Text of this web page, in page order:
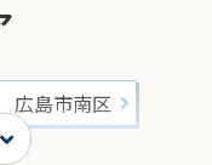
広島市南区